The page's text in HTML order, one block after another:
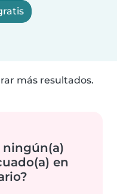
más resultados.
ningún(a)
en